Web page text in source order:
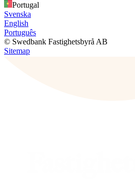
Portugal
Svenska
English
Português
© Swedbank Fastighetsbyrå AB
Sitemap